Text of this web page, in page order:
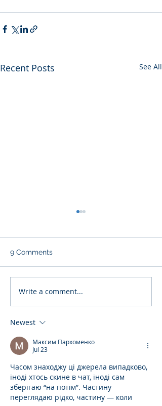
Recent Posts See All
EMIR re-refit or why
9 Comments
Write a comment...
Newest
Максим Пархоменко
Jul 23
Часом знаходжу ці джерела випадково,
іноді хтось скине в чат, іноді сам
зберігаю “на потім”. Частину
переглядаю рідко, частину — коли